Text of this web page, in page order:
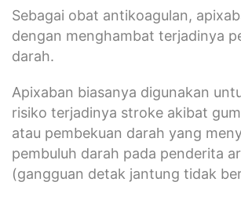
Sebagai obat antikoagulan,
dengan menghambat terjadinya
darah.
Apixaban biasanya digunakan
risiko terjadinya stroke akibat
atau pembekuan darah yang
pembuluh darah pada penderita
(gangguan detak jantung tidak